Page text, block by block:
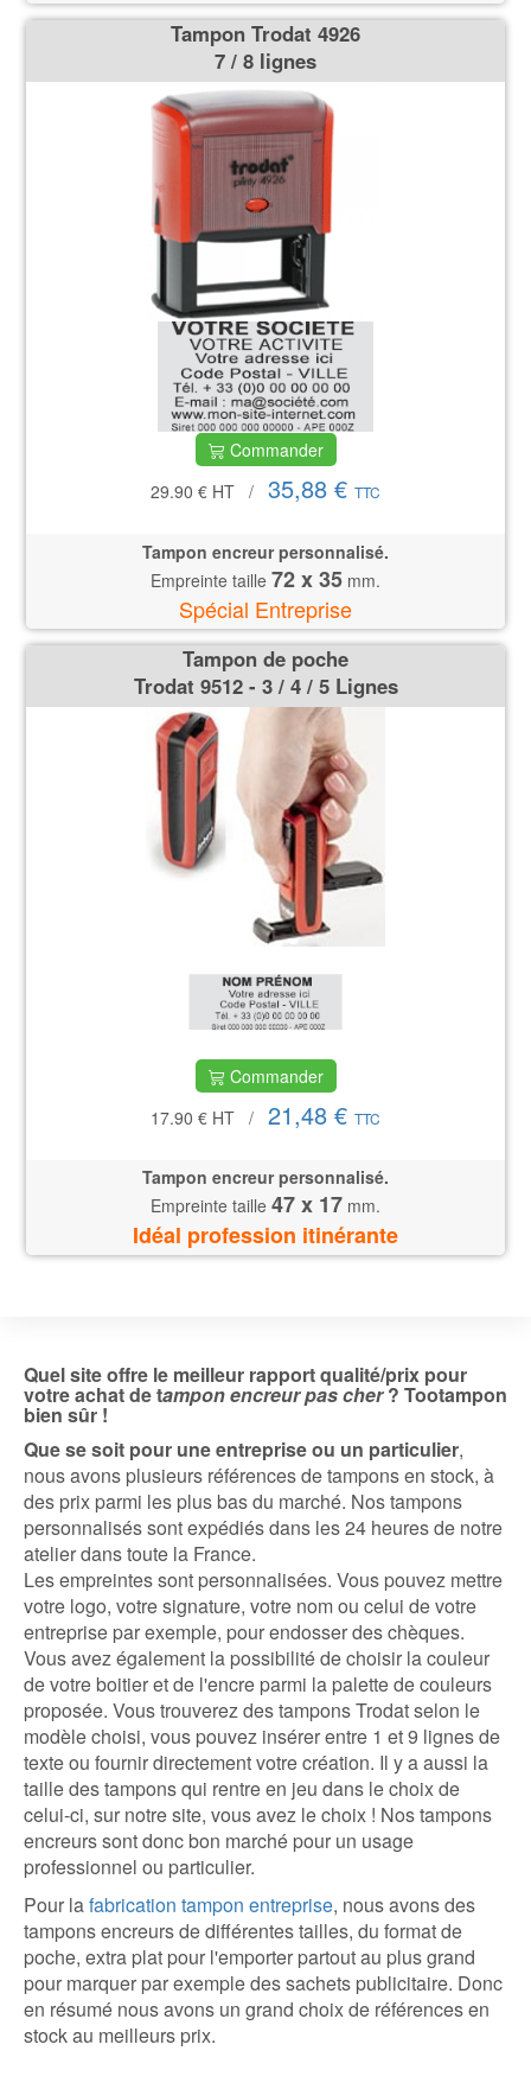
Tampon Trodat 4926
7 / 8 lignes
Commander
29.90 € HT / 35,88 € TTC
Tampon encreur personnalisé.
Empreinte taille 72 x 35 mm.
Spécial Entreprise
Tampon de poche
Trodat 9512 - 3 / 4 / 5 Lignes
Commander
17.90 € HT / 21,48 € TTC
Tampon encreur personnalisé.
Empreinte taille 47 x 17 mm.
Idéal profession itinérante
Quel site offre le meilleur rapport qualité/prix pour
votre achat de tampon encreur pas cher? Tootampon
bien sûr !
Que se soit pour une entreprise ou un particulier,
nous avons plusieurs références de tampons en stock, à
des prix parmi les plus bas du marché. Nos tampons
personnalisés sont expédiés dans les 24 heures de notre
atelier dans toute la France.
Les empreintes sont personnalisées. Vous pouvez mettre
votre logo, votre signature, votre nom ou celui de votre
entreprise par exemple, pour endosser des chèques.
Vous avez également la possibilité de choisir la couleur
de votre boitier et de l'encre parmi la palette de couleurs
proposée. Vous trouverez des tampons Trodat selon le
modèle choisi, vous pouvez insérer entre 1 et 9 lignes de
texte ou fournir directement votre création. Il y a aussi la
taille des tampons qui rentre en jeu dans le choix de
celui-ci, sur notre site, vous avez le choix ! Nos tampons
encreurs sont donc bon marché pour un usage
professionnel ou particulier.
Pour lafabrication tampon entreprise, nous avons des
tampons encreurs de différentes tailles, du format de
poche, extra plat pour l'emporter partout au plus grand
pour marquer par exemple des sachets publicitaire. Donc
en résumé nous avons un grand choix de références en
stock au meilleurs prix.